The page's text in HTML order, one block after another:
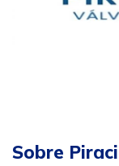
Sobre